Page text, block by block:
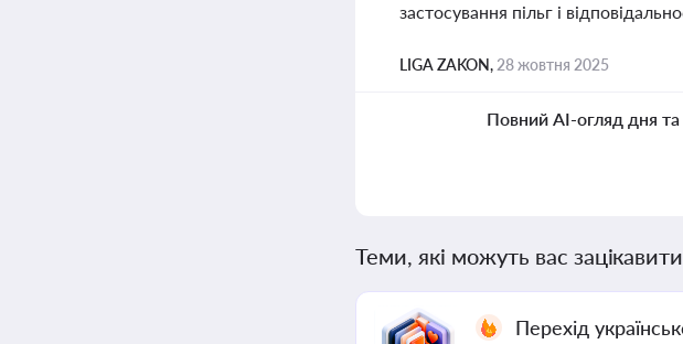
застосування пільг і
LIGA ZAKON, 28 жовтня 2025
Повний AI-огляд дня та
Теми, які можуть вас
Перехід